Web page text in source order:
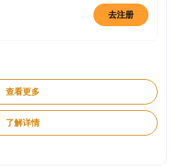
去注册
查看更多
了解详情